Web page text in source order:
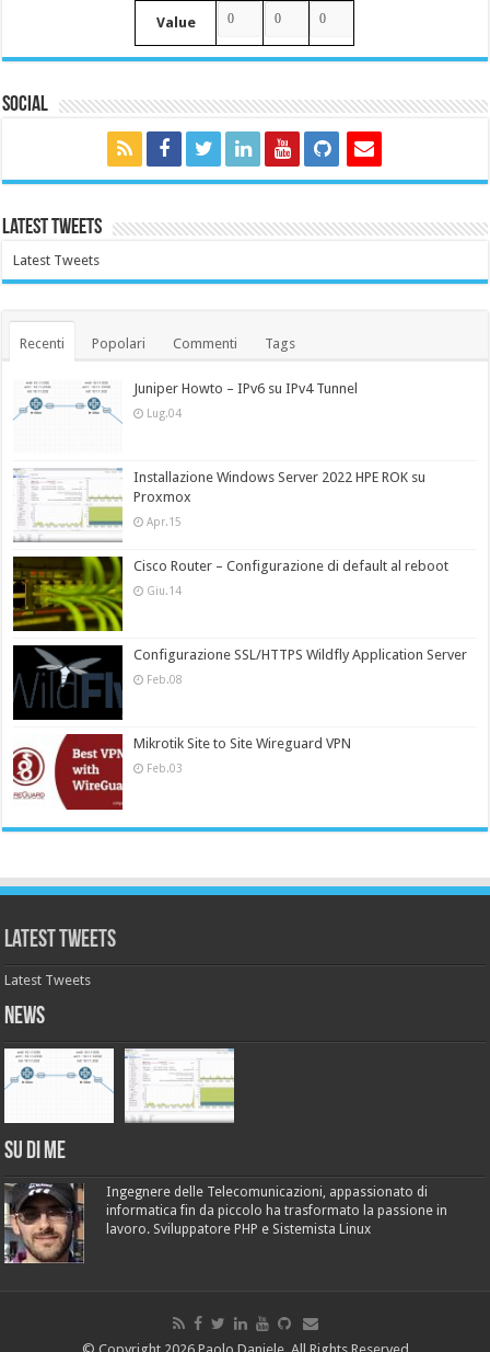
Value
Social
Latest Tweets
Latest Tweets
Recenti Popolari Commenti Tags
Juniper Howto – IPv6 su IPv4 Tunnel
Lug.04
Installazione Windows Server 2022 HPE ROK su
Proxmox
Apr.15
Cisco Router – Configurazione di default al reboot
Giu.14
Configurazione SSL/HTTPS Wildfly Application Server
Feb.08
Mikrotik Site to Site Wireguard VPN
Feb.03
Latest Tweets
Latest Tweets
News
Su di me
Ingegnere delle Telecomunicazioni, appassionato di
informatica fin da piccolo ha trasformato la passione in
lavoro. Sviluppatore PHP e Sistemista Linux